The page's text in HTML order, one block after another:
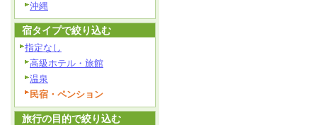
沖縄
宿タイプで絞り込む
指定なし
高級ホテル・旅館
温泉
民宿・ペンション
旅行の目的で絞り込む